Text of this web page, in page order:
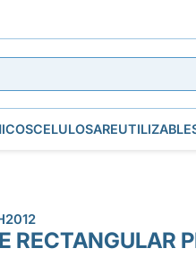
CELULOSA
RECTANGULAR